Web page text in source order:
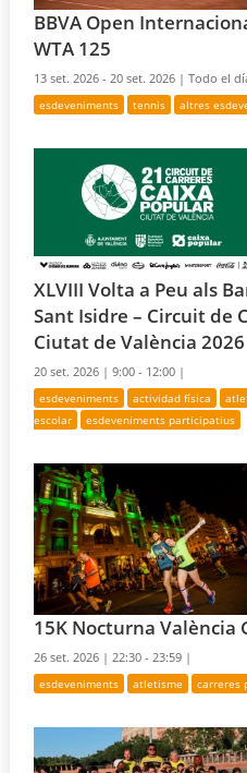
BBVA Open
WTA 125
13 set. 2026 - 20 set. 2026 |Todo el
esdeveniments tennis altres
XLVIII Volta a Peu als
Sant Isidre – Circuit de
Ciutat de València 2026
20 set. 2026 |9:00 - 12:00 |
esdeveniments actividad física
escolar
esdeveniments participatius
15K Nocturna València
26 set. 2026 |22:30 - 23:59 |
esdeveniments atletisme carreres